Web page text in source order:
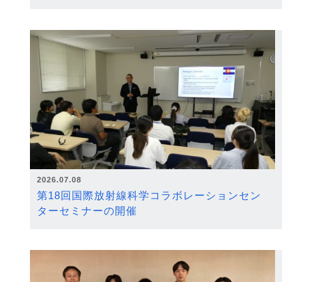
2026.07.08
第18回国際放射線科学コラボレーションセン
ターセミナーの開催